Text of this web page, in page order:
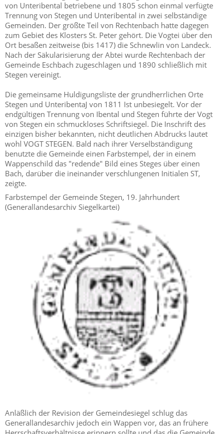
von Unteribental betriebene und 1805 schon einmal verfügte
Trennung von Stegen und Unteribental in zwei selbständige
Gemeinden. Der größte Teil von Rechtenbach hatte dagegen
zum Gebiet des Klosters St. Peter gehört. Die Vogtei über den
Ort besaßen zeitweise (bis 1417) die Schnewlin von Landeck.
Nach der Säkularisierung der Abtei wurde Rechtenbach der
Gemeinde Eschbach zugeschlagen und 1890 schließlich mit
Stegen vereinigt.
Die gemeinsame Huldigungsliste der grundherrlichen Orte
Stegen und UnteribentaJ von 1811 Ist unbesiegelt. Vor der
endgültigen Trennung von Ibental und Stegen führte der Vogt
von Stegen ein schmuckloses Schriftsiegel. Die Inschrift des
einzigen bisher bekannten, nicht deutlichen Abdrucks lautet
wohl VOGT STEGEN. Bald nach ihrer Verselbständigung
benutzte die Gemeinde einen Farbstempel, der in einem
Wappenschild das "redende" Bild eines Steges über einen
Bach, darüber die ineinander verschlungenen Initialen ST,
zeigte.
Farbstempel der Gemeinde Stegen, 19. Jahrhundert
(Generallandesarchiv Siegelkartei)
Anläßlich der Revision der Gemeindesiegel schlug das
Generallandesarchiv jedoch ein Wappen vor, das an frühere